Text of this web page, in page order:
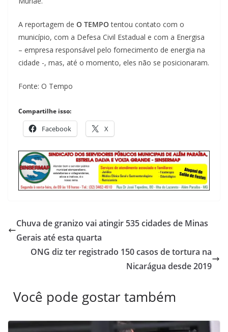
A reportagem de O TEMPOtentou contato com o
município, com a Defesa Civil Estadual e com a Energisa
– empresa responsável pelo fornecimento de energia na
cidade -, mas, até o momento, eles não se posicionaram.
Fonte: O Tempo
Compartilhe isso:
Facebook X
Chuva de granizo vai atingir 535 cidades de Minas
Gerais até esta quarta
ONG diz ter registrado 150 casos de tortura na
Nicarágua desde 2019
Você pode gostar também